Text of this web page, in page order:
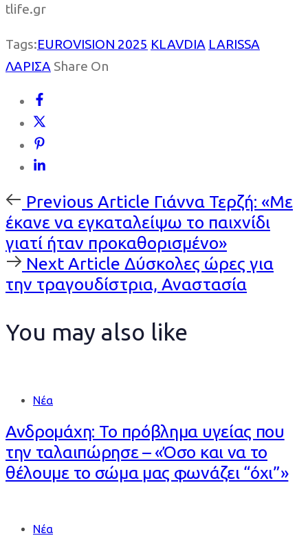
tlife.gr
Tags:EUROVISION 2025 KLAVDIA LARISSA
ΛΑΡΙΣΑ Share On
Previous
Article
Previous Article Γιάννα Τερζή: «Με
έκανε να εγκαταλείψω το παιχνίδι
γιατί ήταν προκαθορισμένο»
Next
Article
Next Article Δύσκολες ώρες για
την τραγουδίστρια, Αναστασία
You may also like
Νέα
Ανδρομάχη: Το πρόβλημα υγείας που
την ταλαιπώρησε – «Όσο και να το
θέλουμε το σώμα μας φωνάζει “όχι”»
Νέα